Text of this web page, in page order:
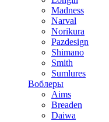
Madness
Narval
Norikura
Pazdesign
Shimano
Smith
Sumlures
Воблеры
Aims
Breaden
Daiwa